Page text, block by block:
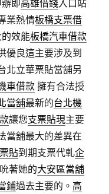
即高雄借錢入口站
業熱情板橋支票借
效能板橋汽車借款
優良這主要涉及到
北立華票貼當舖另
車借款擁有合法授
當舖最新的台北機
讓您支票貼現主要
當舖最大的差異在
票貼到期支票代軋企
著她的大安區當舖
鋪過去主要的。 高